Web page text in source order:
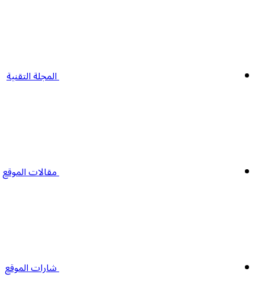
المجلة التقنية
مقالات الموقع
شارات الموقع